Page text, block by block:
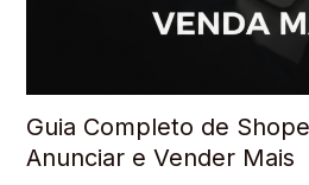
Guia Completo de
Anunciar e Vender Mais